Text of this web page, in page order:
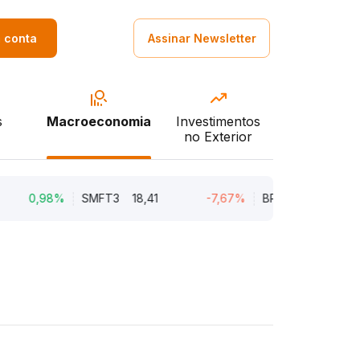
conta Assinar Newsletter
Macroeconomia
Investimentos
no Exterior
SMFT3 18,41 BRAV3 18,92